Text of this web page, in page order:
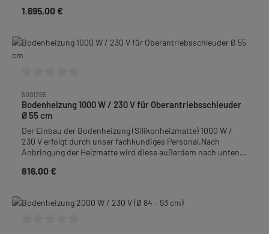
Wärmeverlust zu vermeiden.Bodenheizung thermostatisch
Regulärer Preis:
1.695,00 €
5091255
Bodenheizung 1000 W / 230 V für Oberantriebsschleuder
Ø 55 cm
Der Einbau der Bodenheizung (Silikonheizmatte) 1000 W /
230 V erfolgt durch unser fachkundiges Personal.Nach
Anbringung der Heizmatte wird diese außerdem nach unten
Wärmeverlust zu vermeiden.Bodenheizung thermostatisch
Regulärer Preis:
816,00 €